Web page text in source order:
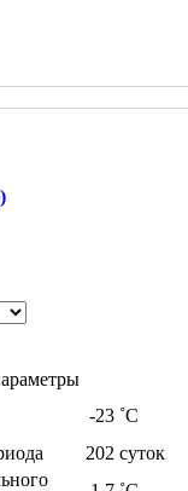
-23 ˚С
202 суток